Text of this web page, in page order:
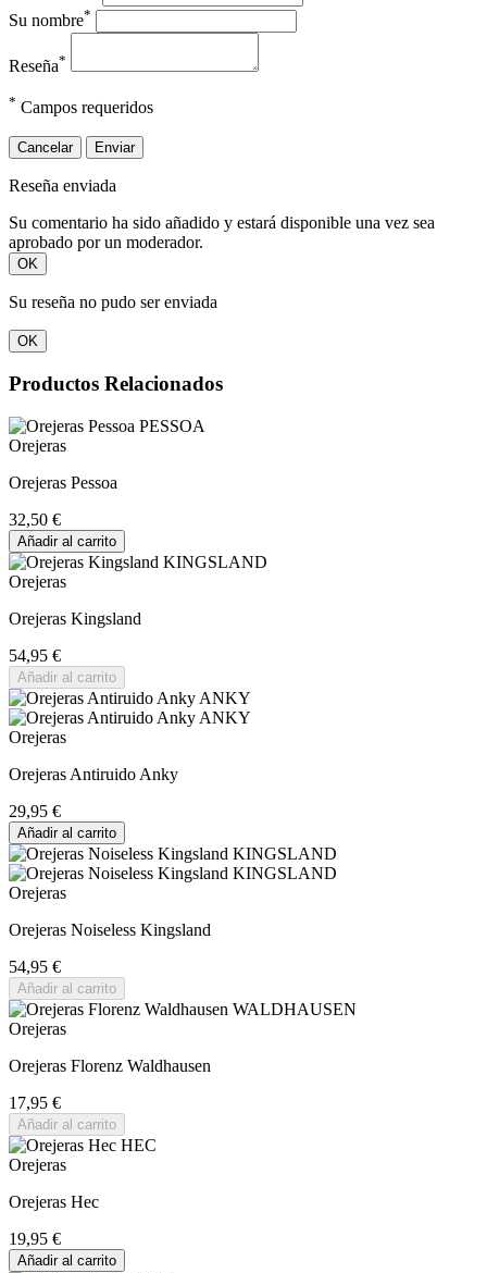
Su nombre*
Reseña*
* Campos requeridos
Cancelar Enviar
Reseña enviada
Su comentario ha sido añadido y estará disponible una vez sea
aprobado por un moderador.
OK
Su reseña no pudo ser enviada
OK
Productos Relacionados
Orejeras
Orejeras Pessoa
32,50 €
Añadir al carrito
Orejeras
Orejeras Kingsland
54,95 €
Añadir al carrito
Orejeras
Orejeras Antiruido Anky
29,95 €
Añadir al carrito
Orejeras
Orejeras Noiseless Kingsland
54,95 €
Añadir al carrito
Orejeras
Orejeras Florenz Waldhausen
17,95 €
Añadir al carrito
Orejeras
Orejeras Hec
19,95 €
Añadir al carrito